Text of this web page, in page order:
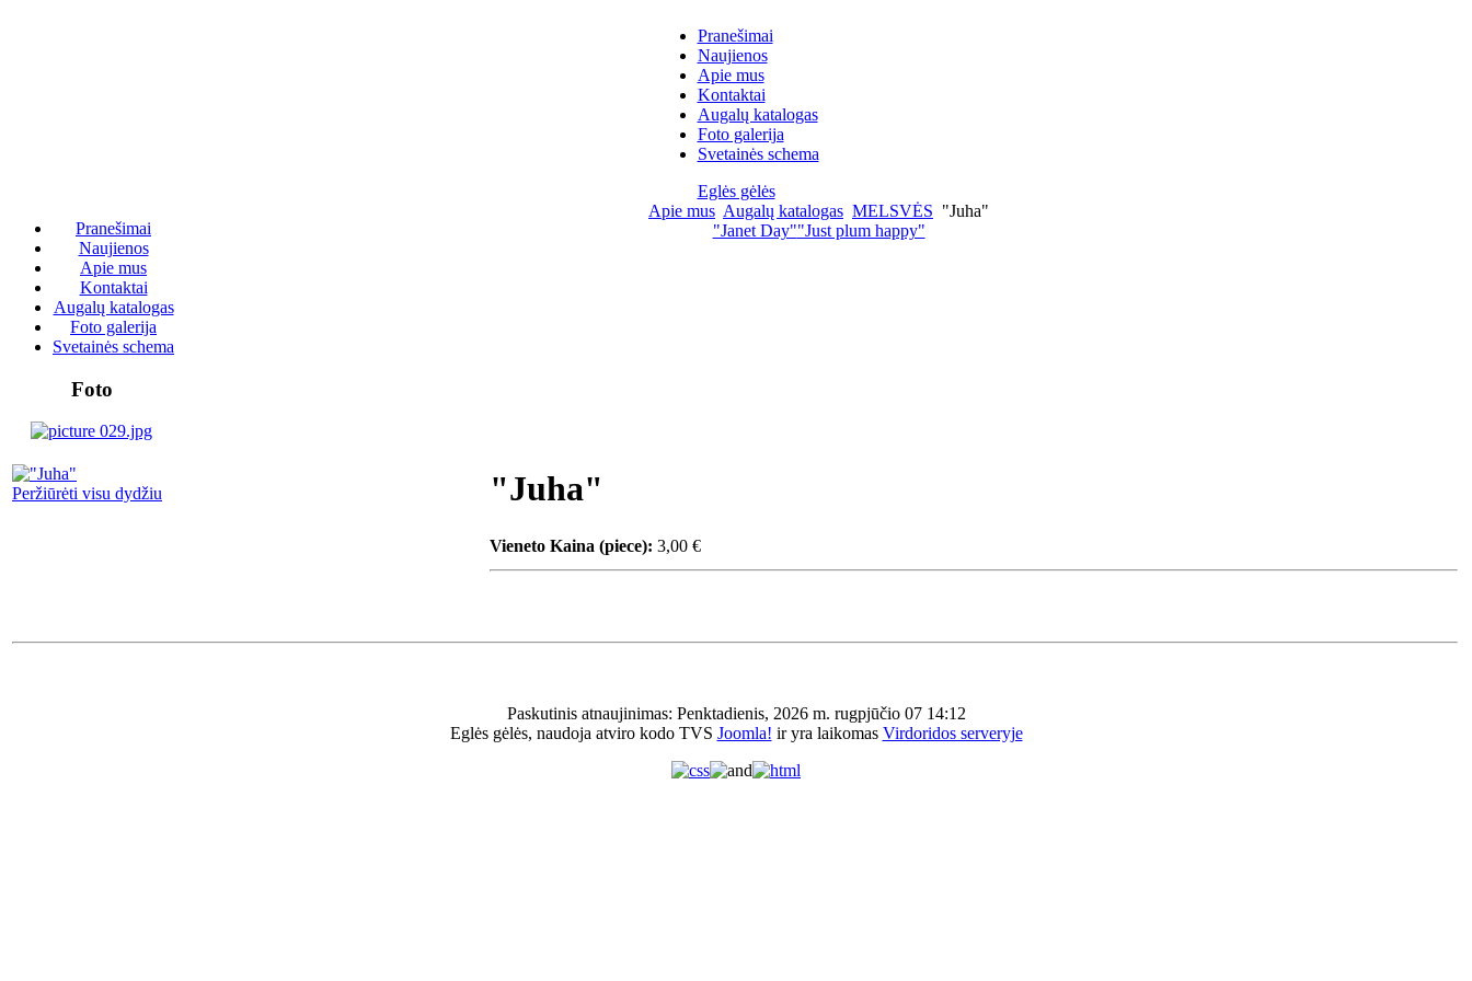
Pranešimai
Naujienos
Apie mus
Kontaktai
Augalų katalogas
Foto galerija
Svetainės schema
Eglės gėlės
Pranešimai
Naujienos
Apie mus
Kontaktai
Augalų katalogas
Foto galerija
Svetainės schema
Foto
Apie mus Augalų katalogas MELSVĖS "Juha"
"Janet Day""Just plum happy"
Peržiūrėti visu dydžiu "Juha"
Vieneto Kaina (piece): 3,00 €
Paskutinis atnaujinimas: Penktadienis, 2026 m. rugpjūčio 07 14:12
Eglės gėlės, naudoja atviro kodo TVS Joomla! ir yra laikomas Virdoridos serveryje